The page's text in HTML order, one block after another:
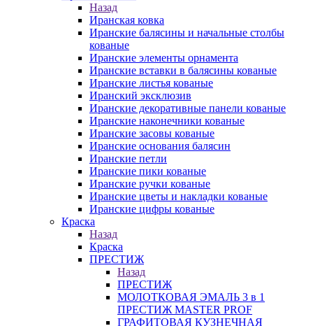
Назад
Иранская ковка
Иранские балясины и начальные столбы
кованые
Иранские элементы орнамента
Иранские вставки в балясины кованые
Иранские листья кованые
Иранский эксклюзив
Иранские декоративные панели кованые
Иранские наконечники кованые
Иранские засовы кованые
Иранские основания балясин
Иранские петли
Иранские пики кованые
Иранские ручки кованые
Иранские цветы и накладки кованые
Иранские цифры кованые
Краска
Назад
Краска
ПРЕСТИЖ
Назад
ПРЕСТИЖ
МОЛОТКОВАЯ ЭМАЛЬ 3 в 1
ПРЕСТИЖ MASTER PROF
ГРАФИТОВАЯ КУЗНЕЧНАЯ